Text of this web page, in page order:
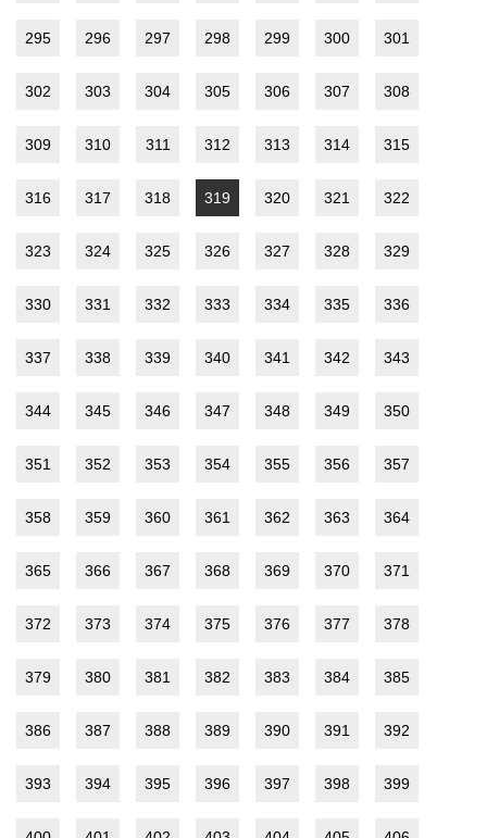
295 296 297 298 299 300 301
302 303 304 305 306 307 308
309 310 311 312 313 314 315
316 317 318 319 320 321 322
323 324 325 326 327 328 329
330 331 332 333 334 335 336
337 338 339 340 341 342 343
344 345 346 347 348 349 350
351 352 353 354 355 356 357
358 359 360 361 362 363 364
365 366 367 368 369 370 371
372 373 374 375 376 377 378
379 380 381 382 383 384 385
386 387 388 389 390 391 392
393 394 395 396 397 398 399